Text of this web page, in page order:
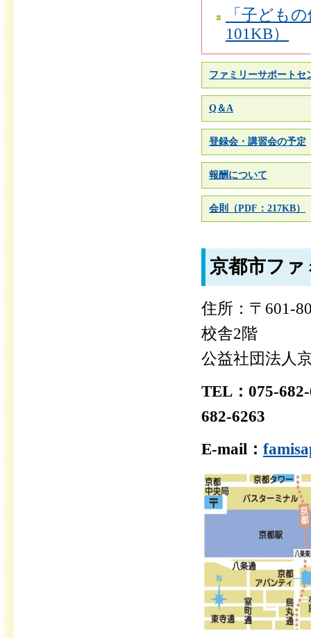
「子ども
101KB）
ファミリーサポートセ
Q＆A
登録会・講習会の予定
報酬について
会則（PDF：217KB）
京都市フ
住所：〒601-
校舎2階
公益社団法人
TEL：075-
682-6263
E-mail：